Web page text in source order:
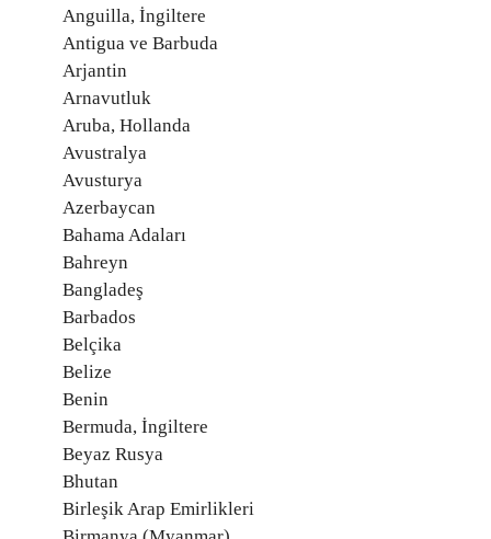
Anguilla, İngiltere
Antigua ve Barbuda
Arjantin
Arnavutluk
Aruba, Hollanda
Avustralya
Avusturya
Azerbaycan
Bahama Adaları
Bahreyn
Bangladeş
Barbados
Belçika
Belize
Benin
Bermuda, İngiltere
Beyaz Rusya
Bhutan
Birleşik Arap Emirlikleri